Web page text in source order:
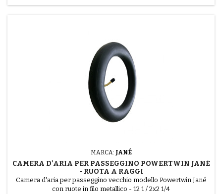
MARCA: JANÉ
CAMERA D'ARIA PER PASSEGGINO POWERTWIN JANÉ
- RUOTA A RAGGI
Camera d'aria per passeggino vecchio modello Powertwin Jané
con ruote in filo metallico - 12 1 / 2x2 1/4